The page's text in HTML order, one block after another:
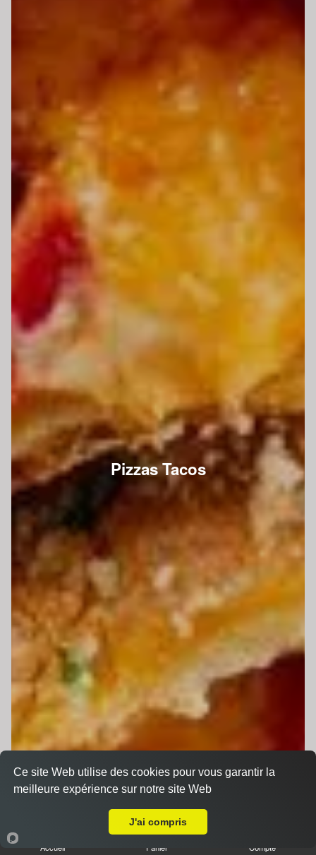
Pizzas Tacos
Accueil Panier Compte
Ce site Web utilise des cookies pour vous garantir la
meilleure expérience sur notre site Web
J'ai compris